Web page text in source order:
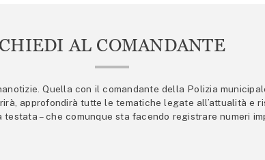
CHIEDI AL COMANDANTE
Quella con il comandante della Polizia
approfondirà tutte le tematiche legate all’attualità e
testata – che comunque sta facendo registrare numeri